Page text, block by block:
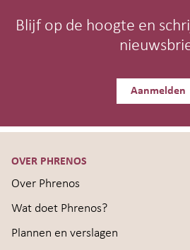
Blijf op de hoogte en
Aanmelden
OVER PHRENOS
Over Phrenos
Wat doet Phrenos?
Plannen en verslagen